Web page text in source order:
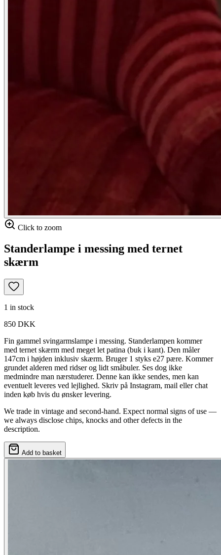
Click to zoom
Standerlampe i messing med ternet
skærm
1 in stock
850 DKK
Fin gammel svingarmslampe i messing. Standerlampen kommer
med ternet skærm med meget let patina (buk i kant). Den måler
147cm i højden inklusiv skærm. Bruger 1 styks e27 pære. Kommer
grundet alderen med ridser og lidt småbuler. Ses dog ikke
medmindre man nærstuderer. Denne kan ikke sendes, men kan
eventuelt leveres ved lejlighed. Skriv på Instagram, mail eller chat
inden køb hvis du ønsker levering.
We trade in vintage and second-hand. Expect normal signs of use —
we always disclose chips, knocks and other defects in the
description.
Add to basket